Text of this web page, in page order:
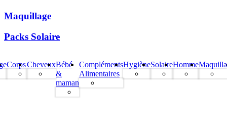
Maquillage
Packs Solaire
CorpsCheveuxBébé
&
maman
Compléments
Alimentaires
HygièneSolaireHomme